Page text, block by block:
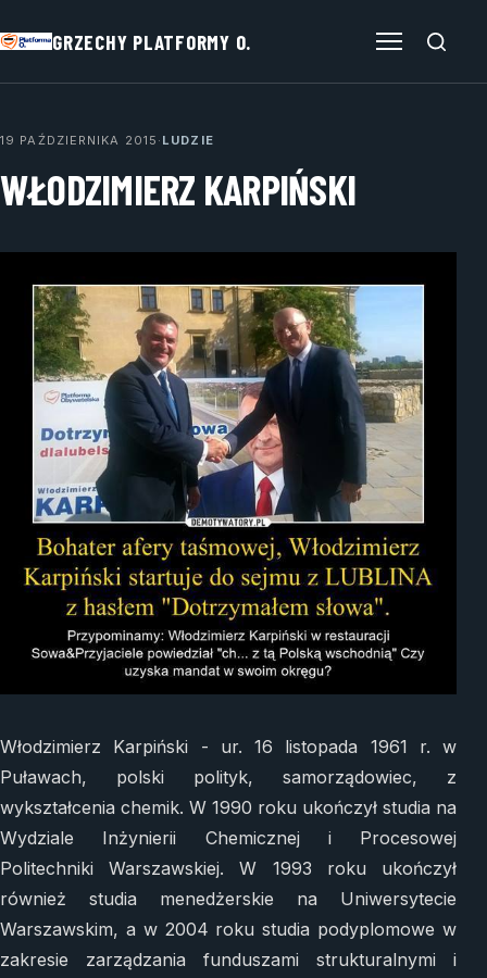
GRZECHY PLATFORMY O.
19 PAŹDZIERNIKA 2015 · LUDZIE
WŁODZIMIERZ KARPIŃSKI
Włodzimierz Karpiński - ur. 16 listopada 1961 r. w
Puławach, polski polityk, samorządowiec, z
wykształcenia chemik. W 1990 roku ukończył studia na
Wydziale Inżynierii Chemicznej i Procesowej
Politechniki Warszawskiej. W 1993 roku ukończył
również studia menedżerskie na Uniwersytecie
Warszawskim, a w 2004 roku studia podyplomowe w
zakresie zarządzania funduszami strukturalnymi i